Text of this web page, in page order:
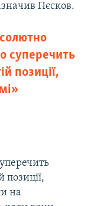
Пєсков.
суперечить
позиції,
позиції,
на